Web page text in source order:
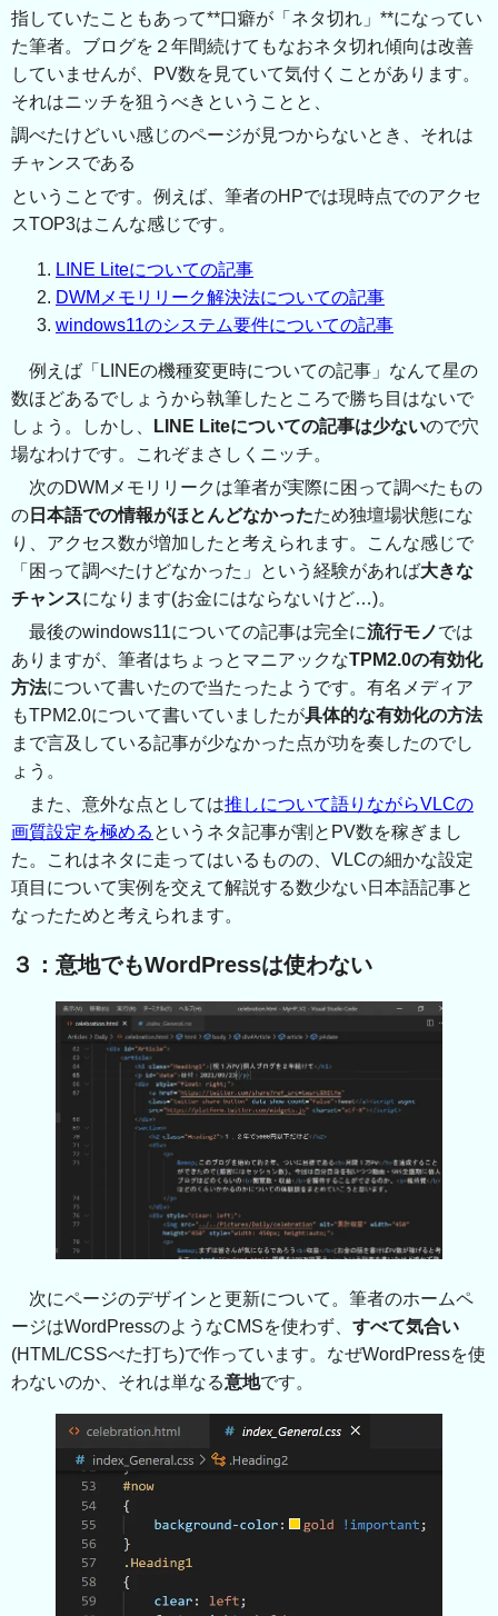
指していたこともあって**口癖が「ネタ切れ」**になってい
た筆者。ブログを２年間続けてもなおネタ切れ傾向は改善
していませんが、PV数を見ていて気付くことがあります。
それはニッチを狙うべきということと、
調べたけどいい感じのページが見つからないとき、それは
チャンスである
ということです。例えば、筆者のHPでは現時点でのアクセ
スTOP3はこんな感じです。
LINE Liteについての記事
DWMメモリリーク解決法についての記事
windows11のシステム要件についての記事
例えば「LINEの機種変更時についての記事」なんて星の
数ほどあるでしょうから執筆したところで勝ち目はないで
しょう。しかし、
LINE Liteについての記事は少ないので穴
場なわけです。これぞまさしくニッチ。
次のDWMメモリリークは筆者が実際に困って調べたもの
の 日本語での情報がほとんどなかったため独壇場状態にな
り、アクセス数が増加したと考えられます。こんな感じで
「困って調べたけどなかった」という経験があれば大きな
チャンスになります(お金にはならないけど…)。
最後のwindows11についての記事は完全に流行モノでは
ありますが、筆者はちょっとマニアックなTPM2.0の有効化
方法について書いたので当たったようです。有名メディア
もTPM2.0について書いていましたが具体的な有効化の方法
まで言及している記事が少なかった点が功を奏したのでし
ょう。
また、意外な点としては推しについて語りながらVLCの
画質設定を極める というネタ記事が割とPV数を稼ぎまし
た。これはネタに走ってはいるものの、VLCの細かな設定
項目について実例を交えて解説する数少ない日本語記事と
なったためと考えられます。
３：意地でもWordPressは使わない
次にページのデザインと更新について。筆者のホームペ
ージはWordPressのようなCMSを使わず、 すべて気合い
(HTML/CSSべた打ち)で作っています。なぜWordPressを使
わないのか、それは単なる意地です。